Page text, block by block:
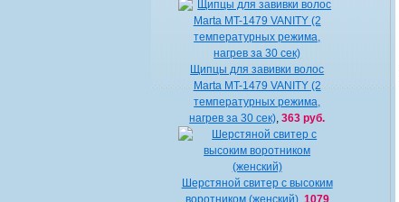
Щипцы для завивки волос
Marta MT-1479 VANITY (2
температурных режима,
нагрев за 30 сек) ,363 руб.
Шерстяной свитер с высоким
воротником (женский), 1079